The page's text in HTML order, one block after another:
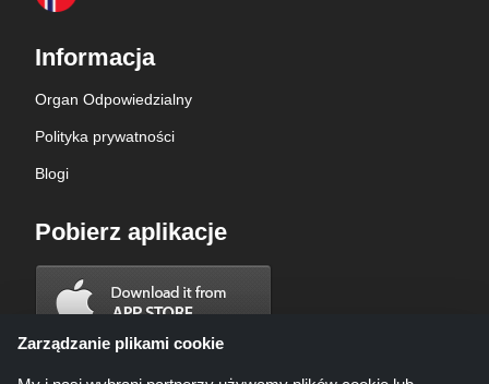
Informacja
Organ Odpowiedzialny
Polityka prywatności
Blogi
Pobierz aplikacje
Zarządzanie plikami cookie